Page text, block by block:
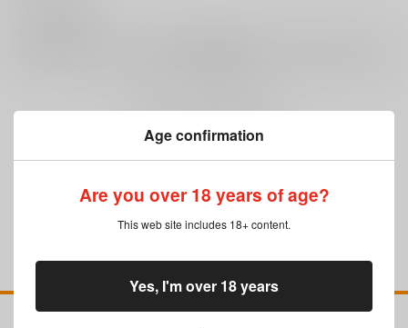
Age confirmation
Are you over 18 years of age?
This web site includes 18+ content.
Yes, I'm over 18 years